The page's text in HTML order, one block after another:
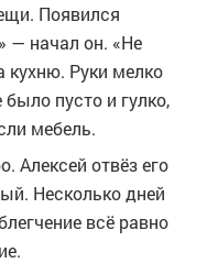
Появился
— начал он. «Не
кухню. Руки мелко
пусто и гулко,
мебель.
Алексей отвёз его
Несколько дней
всё равно